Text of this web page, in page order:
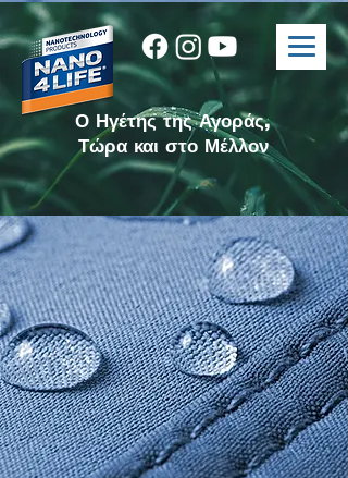
Ο Ηγέτης της Αγοράς,
Τώρα και στο Μέλλον